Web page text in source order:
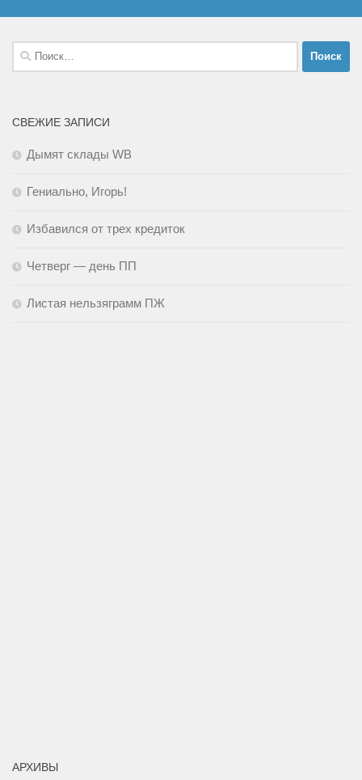
Найти:
СВЕЖИЕ ЗАПИСИ
Дымят склады WB
Гениально, Игорь!
Избавился от трех кредиток
Четверг — день ПП
Листая нельзяграмм ПЖ
АРХИВЫ